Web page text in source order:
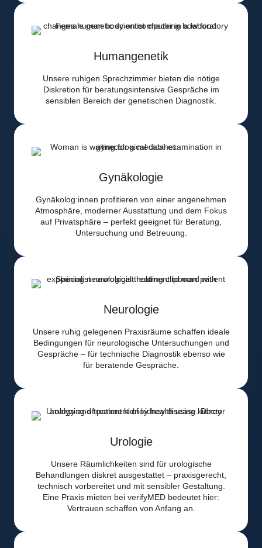
Humangenetik
Unsere ruhigen Sprechzimmer bieten die nötige
Diskretion für beratungsintensive Gespräche im
sensiblen Bereich der genetischen Diagnostik.
Gynäkologie
Gynäkolog:innen profitieren von einer angenehmen
Atmosphäre, moderner Ausstattung und dem Fokus
auf Privatsphäre – perfekt geeignet für Beratung,
Untersuchung und Betreuung.
Neurologie
Unsere ruhig gelegenen Praxisräume schaffen ideale
Bedingungen für neurologische Untersuchungen und
Gespräche – für technische Diagnostik ebenso wie
für beratende Gespräche.
Urologie
Unsere Räumlichkeiten sind für urologische
Behandlungen diskret ausgestattet – praxisgerecht,
technisch vorbereitet und mit sensibler Gestaltung.
Eine Praxis mieten bei verifyMED bedeutet hier:
Vertrauen schaffen von Anfang an.